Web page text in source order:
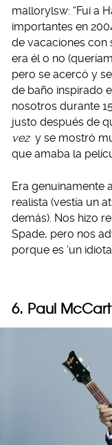
mallorylsw: “Fui a
importantes en
de vacaciones con
era él o no
pero se acercó y
de baño inspirado
nosotros durante
justo después de
vez y se mostró
que amaba la
Era genuinamente
realista (vestía un
demás). Nos hizo
Spade, pero nos
porque es ‘un
6. Paul